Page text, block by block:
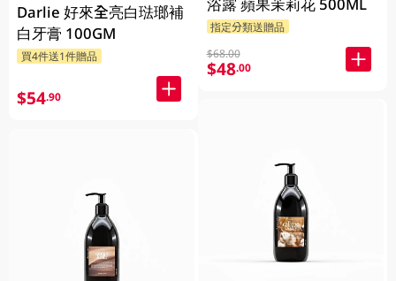
Darlie 好來全亮白琺瑯補
白牙膏 100GM
買4件送1件贈品
$54.90
指定分類送贈品
$68.00
$48.00